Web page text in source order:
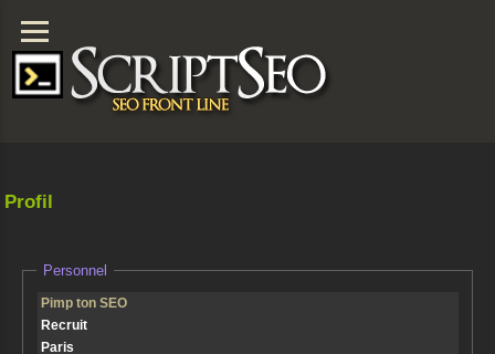
Profil
Personnel
Pimp ton SEO
Recruit
Paris